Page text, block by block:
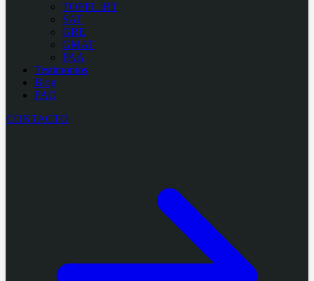
TOEFL iBT
SAT
GRE
GMAT
PAA
Testimonios
Blog
FAQ
CONTACTO